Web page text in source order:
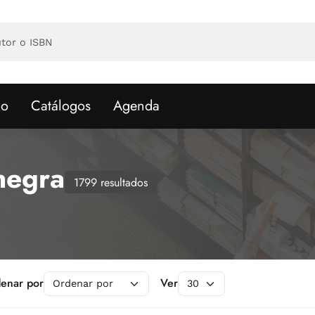
Catálogos Agenda
1799 resultados
por Ver